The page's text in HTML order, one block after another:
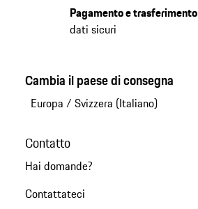
Pagamento e trasferimento
dati sicuri
Cambia il paese di consegna
Europa / Svizzera (Italiano)
Contatto
Hai domande?
Contattateci